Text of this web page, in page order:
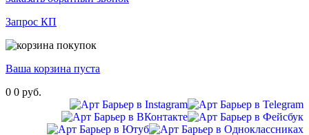
Запрос КП
Ваша корзина пуста
0 0 руб.